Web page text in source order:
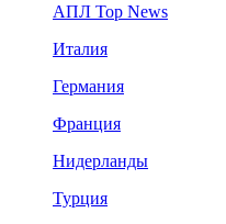
АПЛ Top News
Италия
Германия
Франция
Нидерланды
Турция